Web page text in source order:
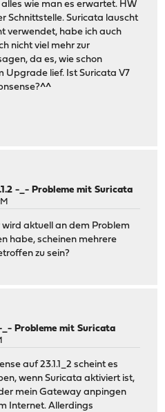
for control
#] target bitrate in bits/sec
sec for UDP,
and packet count
set the timing for pacing, in
fair-queuing based
only)
of bytes to transmit
a specific client port
of parallel client
reverse mode (server
send and
set send/receive socket
TCP window
use IPv6
IP type of service, 0-
0x34 all specify
set the IP dscp value, either
can be specified
(see --tos
wie man es erwartet. HW
Schnittstelle. Suricata lauscht
verwendet, habe ich auch
nicht viel mehr zur
da es, wie schon
Upgrade lief. Ist Suricata V7
-_- Probleme mit Suricata
aktuell an dem Problem
habe, scheinen mehrere
zu sein?
_- Probleme mit Suricata
auf 23.1.1_2 scheint es
wenn Suricata aktiviert ist,
mein Gateway anpingen
Internet. Allerdings